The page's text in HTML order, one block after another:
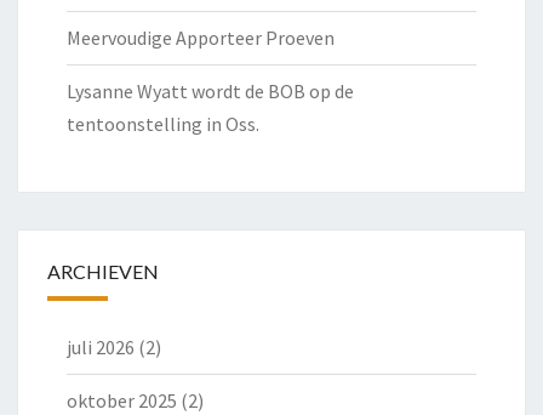
Meervoudige Apporteer Proeven
Lysanne Wyatt wordt de BOB op de
tentoonstelling in Oss.
ARCHIEVEN
juli 2026 (2)
oktober 2025 (2)